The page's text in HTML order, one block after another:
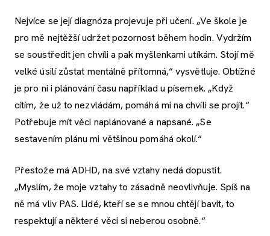
Nejvíce se její diagnóza projevuje při učení. „Ve škole je
pro mě nejtěžší udržet pozornost během hodin. Vydržím
se soustředit jen chvíli a pak myšlenkami utíkám. Stojí mě
velké úsilí zůstat mentálně přítomná,“ vysvětluje. Obtížné
je pro ni i plánování času například u písemek. „Když
cítím, že už to nezvládám, pomáhá mi na chvíli se projít.“
Potřebuje mít věci naplánované a napsané. „Se
sestavením plánu mi většinou pomáhá okolí.“
Přestože má ADHD, na své vztahy nedá dopustit.
„Myslím, že moje vztahy to zásadně neovlivňuje. Spíš na
ně má vliv PAS. Lidé, kteří se se mnou chtějí bavit, to
respektují a některé věci si neberou osobně.“